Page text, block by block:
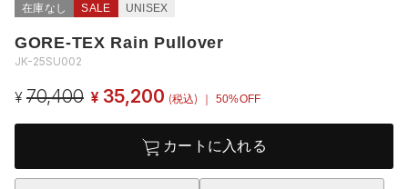
在庫なし SALE UNISEX
GORE-TEX Rain Pullover
JK-25SU002
¥ 70,400 ¥ 35,200 (税込) ｜ 50%OFF
カートに入れる